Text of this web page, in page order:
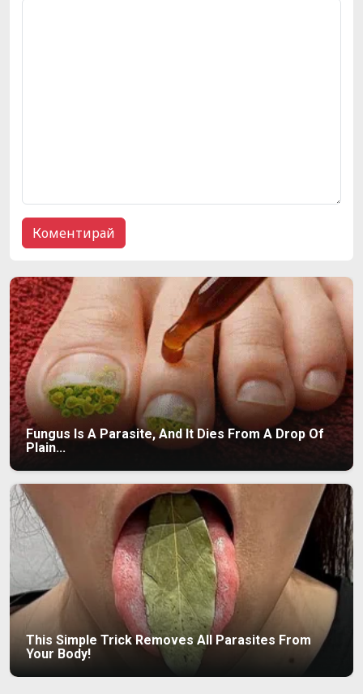
Fungus Is A Parasite, And It Dies From A Drop Of
Plain...
This Simple Trick Removes All Parasites From
Your Body!